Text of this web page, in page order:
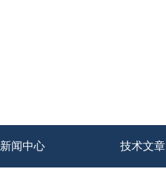
新闻中心 技术文章